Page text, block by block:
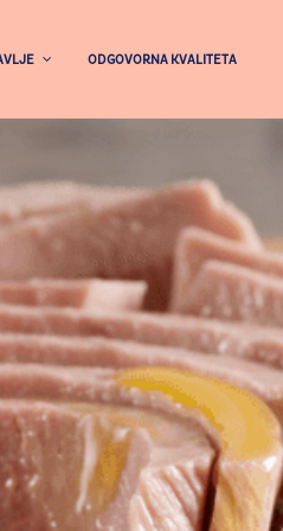
ODGOVORNA KVALITETA